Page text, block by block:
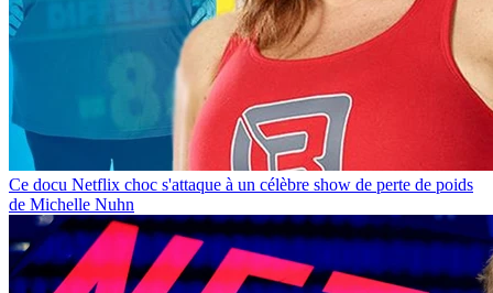
Ce docu Netflix choc s'attaque à un célèbre show de perte de poids
de Michelle Nuhn